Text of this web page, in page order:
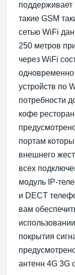
такие GSM
сетью WiFi
250 метров
через WiFi
устройств по
потребности
кофе
портам
внешнего
всех
модуль IP-
и DECT
вам
покрытия
антенн 4G 3G